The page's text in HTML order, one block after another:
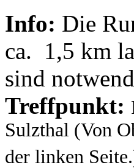
Info: Die
ca. 1,5 km
sind
Treffpunkt:
Sulzthal (Von
der linken